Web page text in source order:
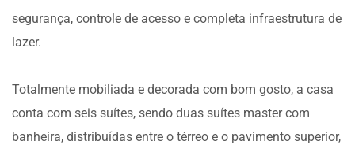
segurança, controle de acesso e completa infraestrutura de
lazer.
Totalmente mobiliada e decorada com bom gosto, a casa
conta com seis suítes, sendo duas suítes master com
banheira, distribuídas entre o térreo e o pavimento superior,